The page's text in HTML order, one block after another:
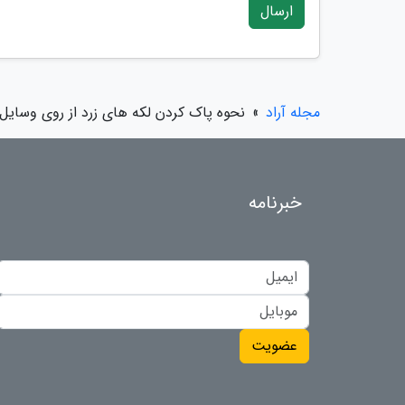
ارسال
مجله آراد » نحوه پاک کردن لکه های زرد از روی
خبرنامه
عضویت